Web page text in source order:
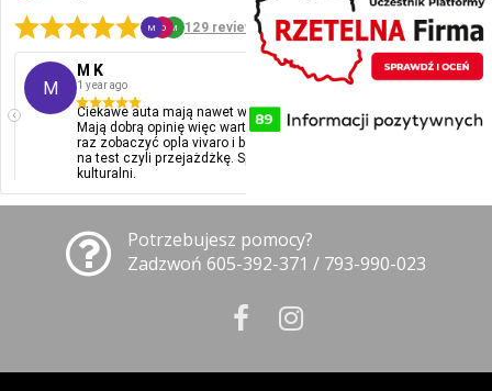
M O M 129 reviews 5
M
M K
1 year ago
Ciekawe auta mają nawet w atrakcyjnych cenach.
Mają dobrą opinię więc warto ich odwiedzić. Byłem
raz zobaczyć opla vivaro i bez problemu pozwolili mi
na test czyli przejażdżkę. Spoko goście. Bardzo
kulturalni.
O 1
Potrzebujesz pomocy?
Zadzwoń 605-392-371 / 793-990-023